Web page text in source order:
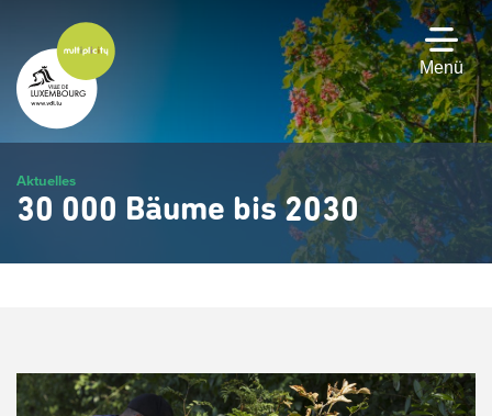
Hauptinhalt
gehen
Menü
Aktuelles
30 000 Bäume bis 2030